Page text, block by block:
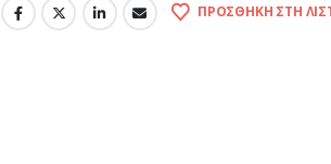
ΠΡΟΣΘΉΚΗ ΣΤΗ